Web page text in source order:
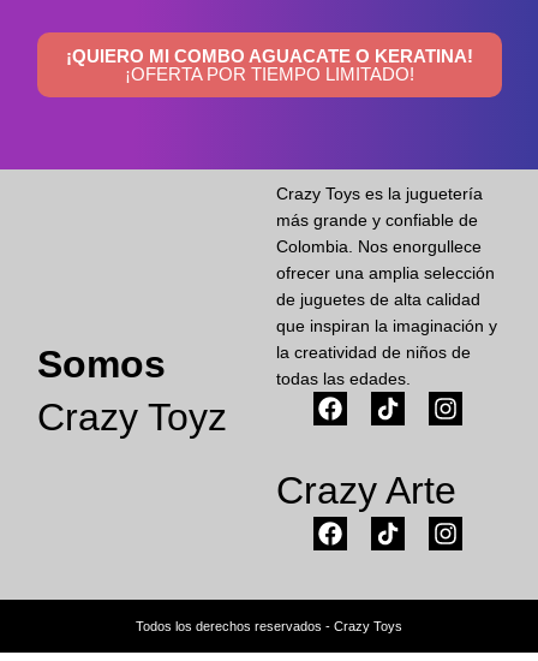
¡QUIERO MI COMBO AGUACATE O KERATINA!
¡OFERTA POR TIEMPO LIMITADO!
Somos
Crazy Toyz
Crazy Toys es la juguetería
más grande y confiable de
Colombia. Nos enorgullece
ofrecer una amplia selección
de juguetes de alta calidad
que inspiran la imaginación y
la creatividad de niños de
todas las edades.
Crazy Arte
Todos los derechos reservados - Crazy Toys